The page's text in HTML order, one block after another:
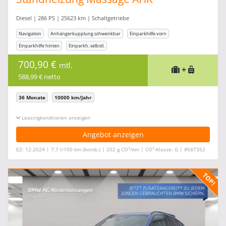
Diesel | 286 PS | 25623 km | Schaltgetriebe
Navigation Anhängerkupplung schwenkbar
Einparkhilfe vorn
Einparkhilfe hinten
Einparkh. selbstl.
700,90 € mtl.
588,99 € netto
+
36 Monate 10000 km/Jahr
Leasingkonditionen ein-/ausblenden
Angebot anzeigen
EZ: 12.2024 | 7,7 l/100 km (komb.) | 202 g CO2/km | CO2-Klasse: G | #587352